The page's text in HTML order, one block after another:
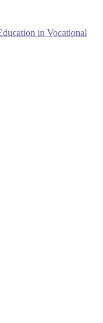
in Vocational